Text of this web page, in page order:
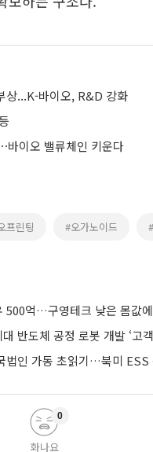
상...K-바이오, R&D 강화
바이오 밸류체인 키운다
프린팅 #오가노이드
500억…구영테크 낮은 몸값
반도체 공정 로봇 개발 ‘고
법인 가동 초읽기…북미 ESS
화나요
0